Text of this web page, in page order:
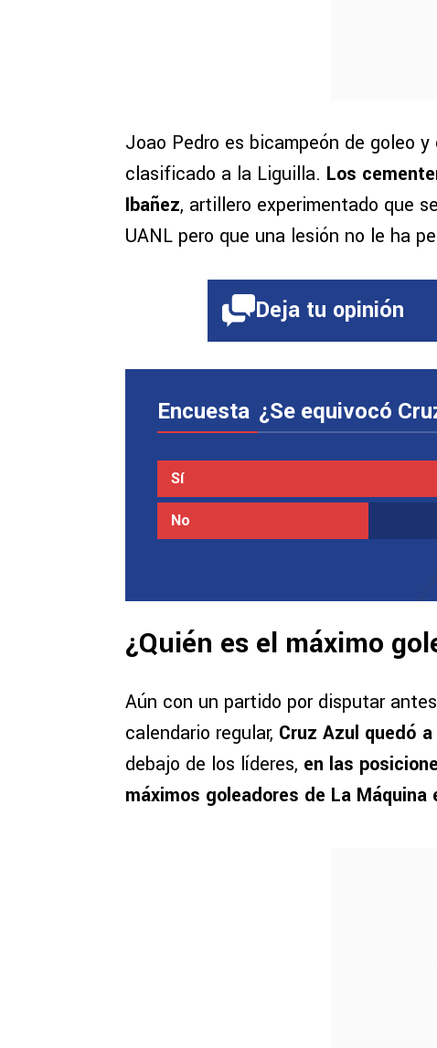
Joao Pedro es bicampeón de goleo
clasificado a la Liguilla. Los
Ibañez, artillero experimentado que
UANL pero que una lesión no le ha
Deja tu opinión
Encuesta ¿Se equivocó
Sí
No
¿Quién es el máximo
Aún con un partido por disputar
calendario regular, Cruz Azul quedó
debajo de los líderes, en las
máximos goleadores de La